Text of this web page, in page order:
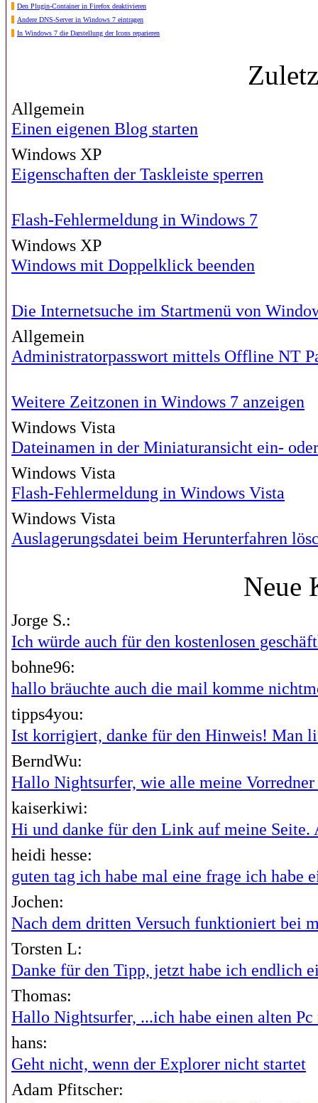
Den Plugin-Container in Firefox deaktivieren
Andere DNS-Server in Windows 7 eintragen
In Windows 7 die Darstellung der Icons reparieren
Allgemein
Einen eigenen Blog starten
Windows XP
Eigenschaften der Taskleiste sperren
Flash-Fehlermeldung in Windows 7
Windows XP
Windows mit Doppelklick beenden
Die Internetsuche im Startmenü von
Allgemein
Administratorpasswort mittels Offline NT
Weitere Zeitzonen in Windows 7 anzeigen
Windows Vista
Dateinamen in der Miniaturansicht ein-
Windows Vista
Flash-Fehlermeldung in Windows Vista
Windows Vista
Auslagerungsdatei beim Herunterfahren
Neue
Jorge S.:
Ich würde auch für den kostenlosen
bohne96:
hallo bräuchte auch die mail komme
tipps4you:
Ist korrigiert, danke für den Hinweis! Man
BerndWu:
Hallo Nightsurfer, wie alle meine
kaiserkiwi:
Hi und danke für den Link auf meine
heidi hesse:
guten tag ich habe mal eine frage ich habe
Jochen:
Nach dem dritten Versuch funktioniert bei
Torsten L:
Danke für den Tipp, jetzt habe ich endlich
Thomas:
Hallo Nightsurfer, ...ich habe einen alten Pc
hans:
Geht nicht, wenn der Explorer nicht startet
Adam Pfitscher: